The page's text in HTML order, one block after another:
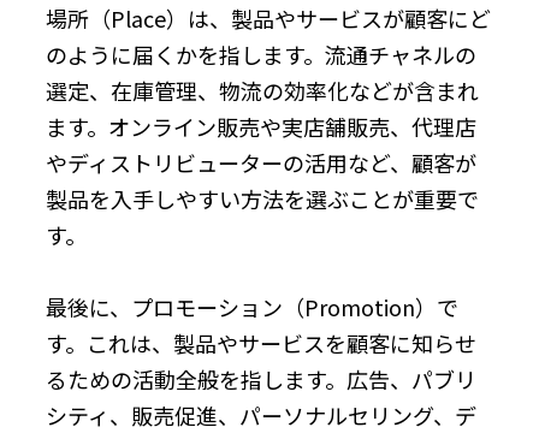
場所（Place）は、製品やサービスが顧客にど
のように届くかを指します。流通チャネルの
選定、在庫管理、物流の効率化などが含まれ
ます。オンライン販売や実店舗販売、代理店
やディストリビューターの活用など、顧客が
製品を入手しやすい方法を選ぶことが重要で
す。
最後に、プロモーション（Promotion）で
す。これは、製品やサービスを顧客に知らせ
るための活動全般を指します。広告、パブリ
シティ、販売促進、パーソナルセリング、デ